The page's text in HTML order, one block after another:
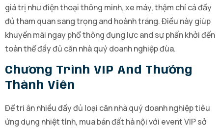
giá trị như điện thoại thông minh, xe máy, thậm chí cả đầy
đủ tham quan sang trọng and hoành tráng. Điều này giúp
khuyến mãi ngay phổ thông đụng lực and sự phấn khởi đến
toàn thể đầy đủ căn nhà quý doanh nghiệp đùa.
Chương Trình VIP And Thưởng
Thành Viên
Để tri ân nhiều đầy đủ loại căn nhà quý doanh nghiệp tiêu
ứng dụng nhiệt tình, mua bán đất hà nội với event VIP sở